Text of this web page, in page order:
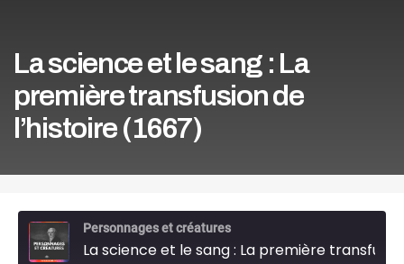
La science et le sang : La
première transfusion de
l’histoire (1667)
Personnages et créatures